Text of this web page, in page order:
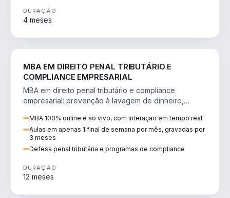
DURAÇÃO
4 meses
MBA EM DIREITO PENAL TRIBUTÁRIO E
COMPLIANCE EMPRESARIAL
MBA em direito penal tributário e compliance
empresarial: prevenção à lavagem de dinheiro,
MBA 100% online e ao vivo, com interação em tempo real
Aulas em apenas 1 final de semana por mês, gravadas por
3 meses
Defesa penal tributária e programas de compliance
DURAÇÃO
12 meses